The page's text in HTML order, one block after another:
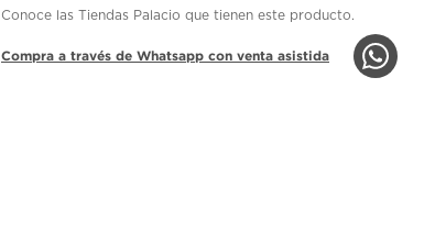
Conoce las Tiendas Palacio que tienen este producto.
Compra a través de Whatsapp con venta asistida